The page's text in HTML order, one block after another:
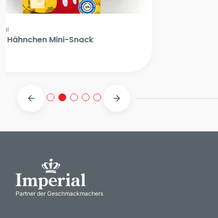
Pyramido Hähnchenbrustpastete
Partner der Geschmackmachers